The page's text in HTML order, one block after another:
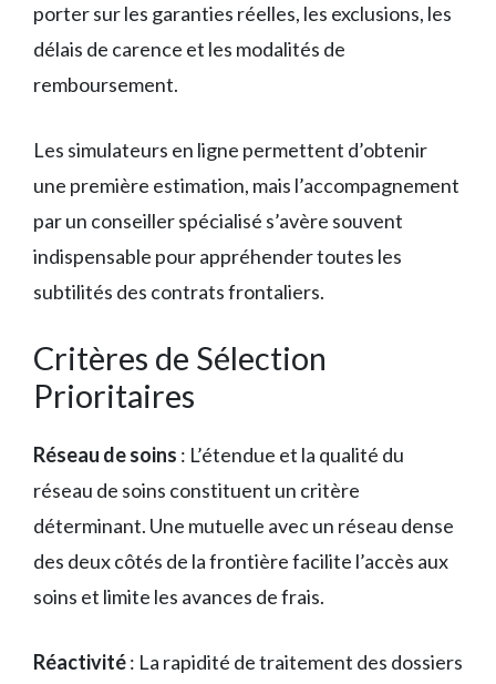
porter sur les garanties réelles, les exclusions, les
délais de carence et les modalités de
remboursement.
Les simulateurs en ligne permettent d’obtenir
une première estimation, mais l’accompagnement
par un conseiller spécialisé s’avère souvent
indispensable pour appréhender toutes les
subtilités des contrats frontaliers.
Critères de Sélection
Prioritaires
Réseau de soins : L’étendue et la qualité du
réseau de soins constituent un critère
déterminant. Une mutuelle avec un réseau dense
des deux côtés de la frontière facilite l’accès aux
soins et limite les avances de frais.
Réactivité: La rapidité de traitement des dossiers